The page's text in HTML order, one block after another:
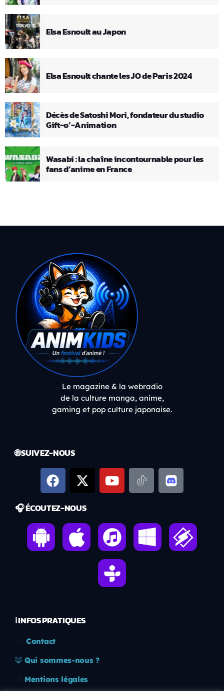
Elsa Esnoult au Japon
Elsa Esnoult chante les JO de Paris 2024
Décès de Satoshi Mori, fondateur du studio
Gift-o’-Animation
Wasabi : la chaîne incontournable pour les
fans d’anime en France
Le magazine & la webradio
de la culture manga, anime,
gaming et pop culture japonaise.
🌐 SUIVEZ-NOUS
🎧 ÉCOUTEZ-NOUS
ℹ️ INFOS PRATIQUES
Contact
🦊 Qui sommes-nous ?
Mentions légales